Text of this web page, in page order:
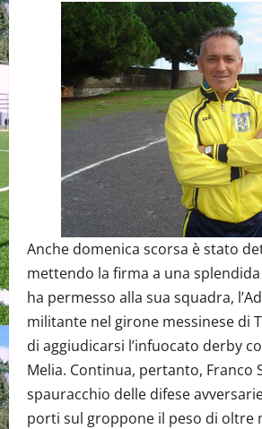
Anche domenica scorsa è stato
mettendo la firma a una
ha permesso alla sua squadra,
militante nel girone messinese di
di aggiudicarsi l’infuocato derby
Melia. Continua, pertanto, Franco
spauracchio delle difese
porti sul groppone il peso di oltre